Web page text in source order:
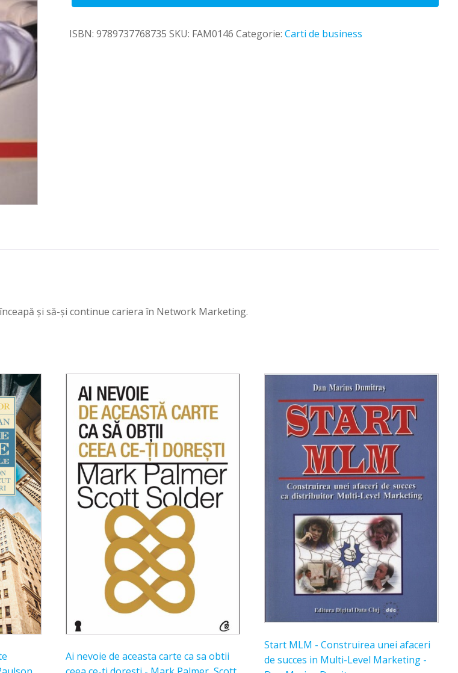
milionar
ISBN: 9789737768735 SKU: FAM0146 Categorie: Carti de business
și să-și continue cariera în Network Marketing.
Ai nevoie de aceasta carte ca sa obtii
Start MLM - Construirea unei afaceri
de succes in Multi-Level Marketing -